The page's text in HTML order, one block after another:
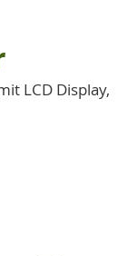
LCD Display,